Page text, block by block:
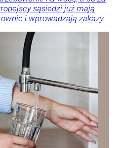
sąsiedzi już mają
i wprowadzają zakazy.